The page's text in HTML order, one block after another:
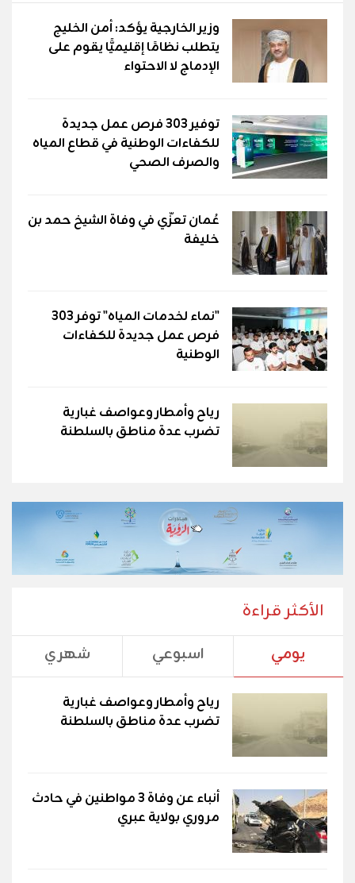
وزير الخارجية يؤكد: أمن الخليج
يتطلب نظامًا إقليميًّا يقوم على
الإدماج لا الاحتواء
توفير 303 فرص عمل جديدة
للكفاءات الوطنية في قطاع المياه
والصرف الصحي
عُمان تعزّي في وفاة الشيخ حمد بن
خليفة
"نماء لخدمات المياه" توفر 303
فرص عمل جديدة للكفاءات
الوطنية
رياح وأمطار وعواصف غبارية
تضرب عدة مناطق بالسلطنة
الأكثر قراءة
يومي اسبوعي شهري
رياح وأمطار وعواصف غبارية
تضرب عدة مناطق بالسلطنة
أنباء عن وفاة 3 مواطنين في حادث
مروري بولاية عبري